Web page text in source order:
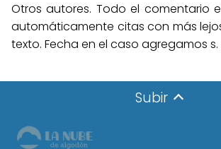
Otros autores. Todo el comentario
automáticamente citas con más
texto. Fecha en el caso agregamos s.
Subir